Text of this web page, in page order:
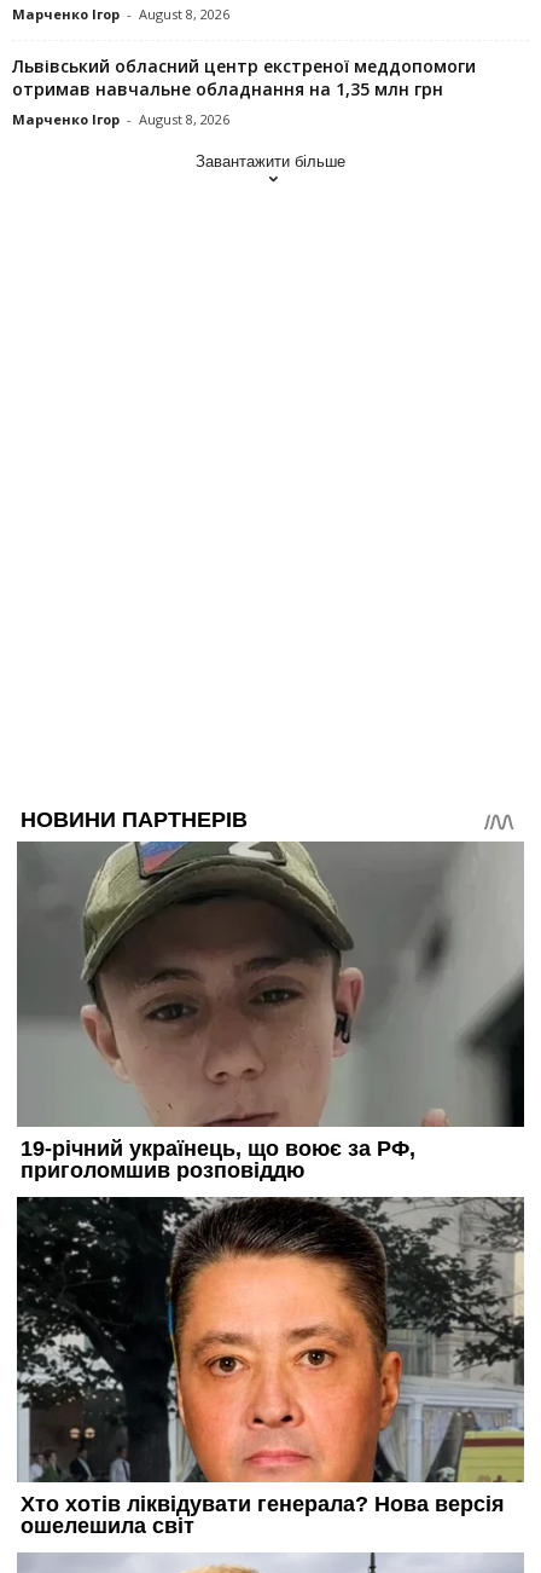
Марченко Ігор - August 8, 2026
Львівський обласний центр екстреної меддопомоги
отримав навчальне обладнання на 1,35 млн грн
Марченко Ігор - August 8, 2026
Завантажити більше